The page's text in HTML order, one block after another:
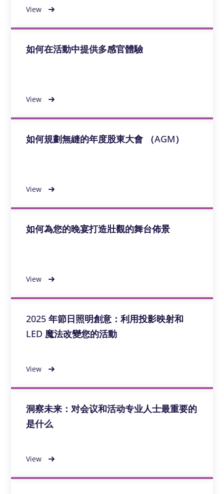
View
如何在活動中提供多感官體驗
View
如何規劃無縫的年度股東大會 （AGM）
View
如何為您的晚宴打造壯觀的舞台佈景
View
2025 年節日照明創意：利用投影映射和
LED 魔法改變您的活動
View
洞察未来：对会议和活动专业人士最重要的
是什么
View